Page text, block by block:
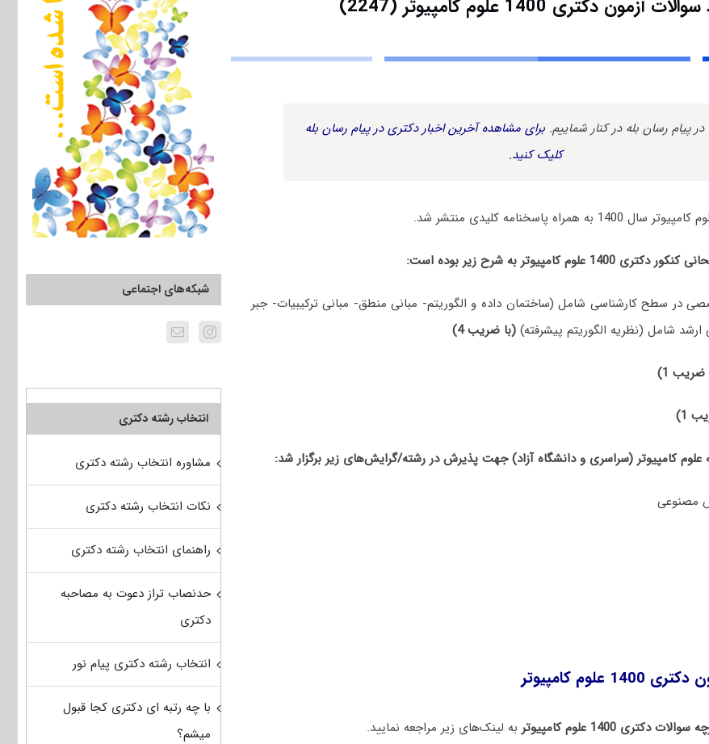
آزمون دکتری 1400 علوم کامپیوتر (2247)
در پیام رسان بله در کنار شماییم. برای مشاهده آخرین اخبار دکتری در پیام رسان بله
کلیک کنید.
پاسخنامه کلیدی منتشر شد.
کامپیوتر به شرح زیر بوده است:
در سطح کارشناسی شامل (ساختمان داده و الگوریتم- مبانی منطق- مبانی ترکیبیات- جبر
شامل (نظریه الگوریتم پیشرفته) (با ضریب 4)
ضریب 1)
1)
کامپیوتر
دکتری 1400 علوم کامپیوتر به لینک‌های زیر مراجعه نمایید.
شبکه‌های اجتماعی
انتخاب رشته دکتری
مشاوره انتخاب رشته دکتری
نکات انتخاب رشته دکتری
راهنمای انتخاب رشته دکتری
حدنصاب تراز دعوت به مصاحبه
دکتری
انتخاب رشته دکتری پیام نور
با چه رتبه ای دکتری کجا قبول
میشم؟